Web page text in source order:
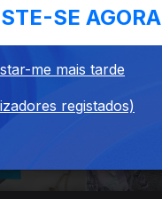
SE AGORA
me mais tarde
registados)